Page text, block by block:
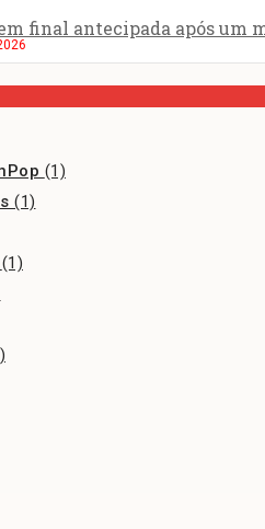
final antecipada após um
(1)
(1)
(1)